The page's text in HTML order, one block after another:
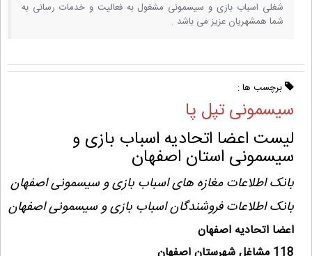
شغلی اسباب بازی و سیسمونی مشغول به فعالیت و خدمات رسانی به
شما همشهریان عزیز می باشد .
برچسب ها :
سیسمونی تپل پا
لیست اعضا اتحادیه اسباب بازی و
سیسمونی استان اصفهان
بانک اطلاعات مغازه های اسباب بازی و سیسمونی اصفهان
بانک اطلاعات فروشندگان اسباب بازی و سیسمونی اصفهان
اعضا اتحادیه اصفهان